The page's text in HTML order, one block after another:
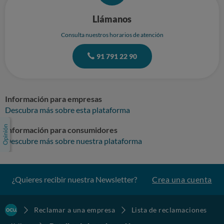
Llámanos
Consulta nuestros horarios de atención
91 791 22 90
Información para empresas
Descubra más sobre esta plataforma
Información para consumidores
Descubre más sobre nuestra plataforma
¿Quieres recibir nuestra Newsletter? Crea una cuenta
Reclamar a una empresa
Lista de reclamaciones